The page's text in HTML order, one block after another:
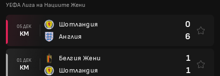
УЕФА Лига на Нациите Жени
05 ДЕК
КМ
Шотландия
Англия
0
6
01 ДЕК
КМ
Белгия Жени
Шотландия
1
1